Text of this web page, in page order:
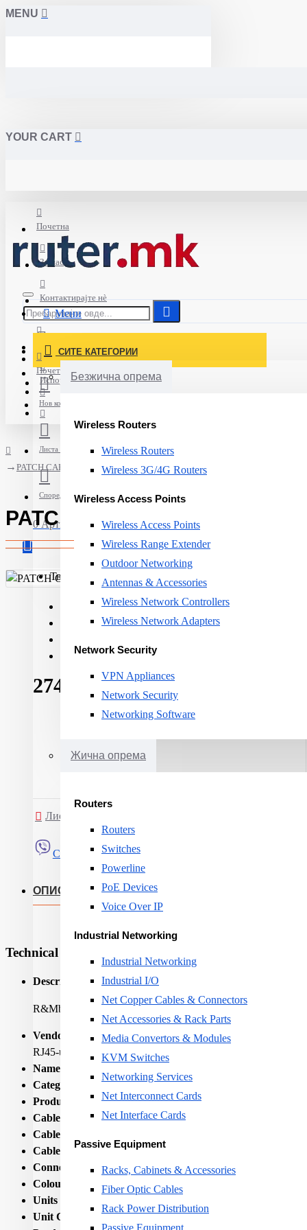
MENU
YOUR CART
Почетна
За нас
Контактирајте нè
Постави нарачка
Испорака
Најавете се
Нов корисник
Листа на желби
Спореди
0 Артикли - 0ден.
Твојата кошничка е празна!
Мени
СИТЕ КАТЕГОРИИ
Безжична опрема
Wireless Routers
Wireless Routers
Wireless 3G/4G Routers
Wireless Access Points
Wireless Access Points
Wireless Range Extender
Outdoor Networking
Antennas & Accessories
Wireless Network Controllers
Wireless Network Adapters
Network Security
VPN Appliances
Network Security
Networking Software
Жична опрема
Routers
Routers
Switches
Powerline
PoE Devices
Voice Over IP
Industrial Networking
Industrial Networking
Industrial I/O
Net Copper Cables & Connectors
Net Accessories & Rack Parts
Media Convertors & Modules
KVM Switches
Networking Services
Net Interconnect Cards
Net Interface Cards
Passive Equipment
Racks, Cabinets & Accessories
Fiber Optic Cables
Rack Power Distribution
Passive Equipment
Почетна
PATCH CABLE CAT6A U/UTP LSZH/3M GRAY BASIC R836999 R&M
PATCH CABLE CAT6A U/UTP
Product Type:Cable
Cable category:CAT 6A
Cable length:3m
274ден.
Листа на желби
Сподели
ОПИС
Technical Specifications
Description:
R&Mbasic Line thin Patch Cord Cat. 6A, U/UTP, 4P, LSZH,
Vendor Homepage:www.rdm.com/R-M-Products/Twisted-
RJ45-u-RJ45-u/R-Mbasic-Line-thin-Patch-Cord-Cat.-6A-U-
Name:
Category Code:CBL
Product Type:
Cable
Cable category:CAT 6A
Cable shielding:
Cable length:3m
Connectors: RJ45/u- RJ45/u
Colour:
Units per Shipping Box:
Unit Calculated Volume:0.0002925